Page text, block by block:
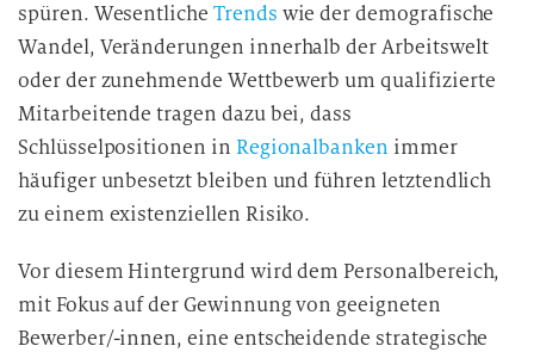
spüren. Wesentliche Trends wie der demografische
Wandel, Veränderungen innerhalb der Arbeitswelt
oder der zunehmende Wettbewerb um qualifizierte
Mitarbeitende tragen dazu bei, dass
Schlüsselpositionen in Regionalbanken immer
häufiger unbesetzt bleiben und führen letztendlich
zu einem existenziellen Risiko.
Vor diesem Hintergrund wird dem Personalbereich,
mit Fokus auf der Gewinnung von geeigneten
Bewerber/-innen, eine entscheidende strategische